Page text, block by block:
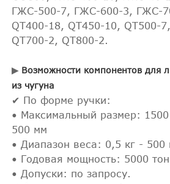
ГЖС-500-7, ГЖС-600-3, ГЖС-
QT400-18, QT450-10, QT500-
QT700-2, QT800-2.
▶ Возможности компонентов для
из чугуна
✔ По форме ручки:
• Максимальный размер:
500 мм
• Диапазон веса: 0,5 кг - 500
• Годовая мощность: 5000
• Допуски: по запросу.